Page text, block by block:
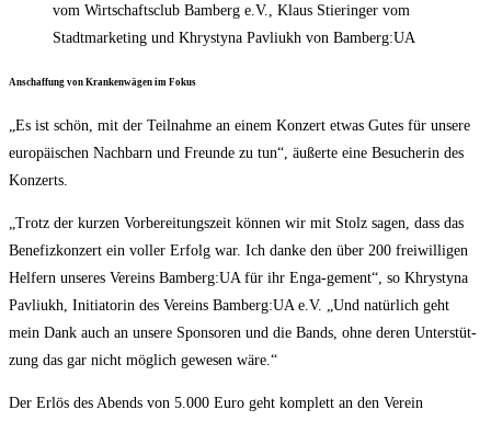
vom Wirt­schafts­club Bam­berg e.V., Klaus Stier­in­ger vom
Stadt­mar­ke­ting und Khry­sty­na Pav­li­ukh von Bamberg:UA
Anschaf­fung von Kran­ken­wä­gen im Fokus
„Es ist schön, mit der Teil­nah­me an einem Kon­zert etwas Gutes für unse­re
euro­päi­schen Nach­barn und Freun­de zu tun“, äußer­te eine Besu­che­rin des
Konzerts.
„Trotz der kur­zen Vor­be­rei­tungs­zeit kön­nen wir mit Stolz sagen, dass das
Bene­fiz­kon­zert ein vol­ler Erfolg war. Ich dan­ke den über 200 frei­wil­li­gen
Hel­fern unse­res Ver­eins Bamberg:UA für ihr Enga-gement“, so Khry­sty­na
Pav­li­ukh, Initia­to­rin des Ver­eins Bamberg:UA e.V. „Und natür­lich geht
mein Dank auch an unse­re Spon­so­ren und die Bands, ohne deren Unter­stüt­
zung das gar nicht mög­lich gewe­sen wäre.“
Der Erlös des Abends von 5.000 Euro geht kom­plett an den Ver­ein